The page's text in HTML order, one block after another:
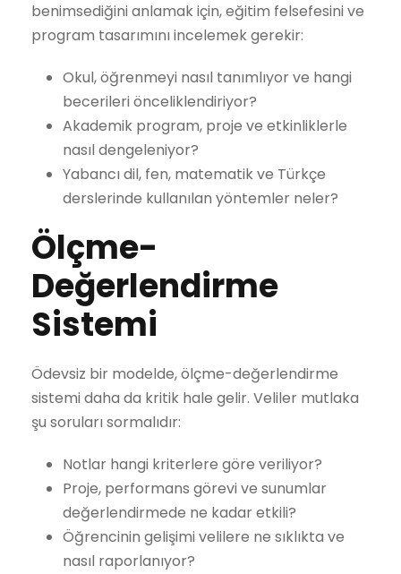
benimsediğini anlamak için, eğitim felsefesini ve
program tasarımını incelemek gerekir:
Okul, öğrenmeyi nasıl tanımlıyor ve hangi
becerileri önceliklendiriyor?
Akademik program, proje ve etkinliklerle
nasıl dengeleniyor?
Yabancı dil, fen, matematik ve Türkçe
derslerinde kullanılan yöntemler neler?
Ölçme-
Değerlendirme
Sistemi
Ödevsiz bir modelde, ölçme-değerlendirme
sistemi daha da kritik hale gelir. Veliler mutlaka
şu soruları sormalıdır:
Notlar hangi kriterlere göre veriliyor?
Proje, performans görevi ve sunumlar
değerlendirmede ne kadar etkili?
Öğrencinin gelişimi velilere ne sıklıkta ve
nasıl raporlanıyor?